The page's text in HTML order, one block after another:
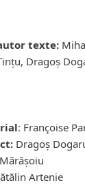
texte:
Dragoș
: Françoise
Dragoş
Artenie